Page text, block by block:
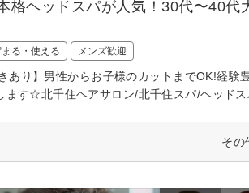
格ヘッドスパが人気！30代〜40代
る・使える メンズ歓迎
あり】男性からお子様のカットまでOK!経
ます☆北千住ヘアサロン/北千住スパ/ヘッド
その